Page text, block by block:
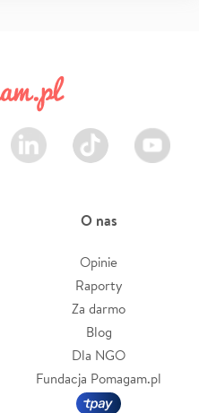
LinkedIn TikTok Youtube
O nas
Opinie
Raporty
Za darmo
Blog
Dla NGO
Fundacja Pomagam.pl